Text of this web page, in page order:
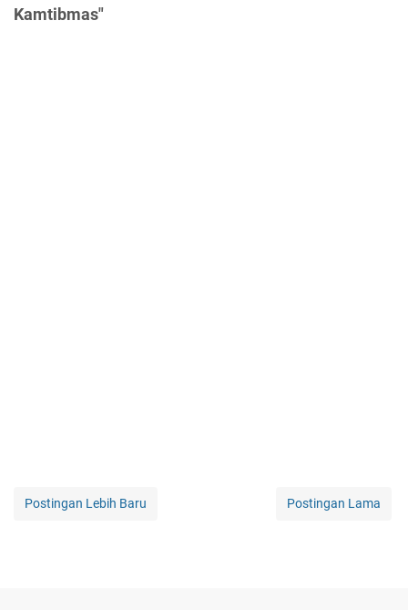
Kamtibmas"
Postingan Lebih Baru Postingan Lama